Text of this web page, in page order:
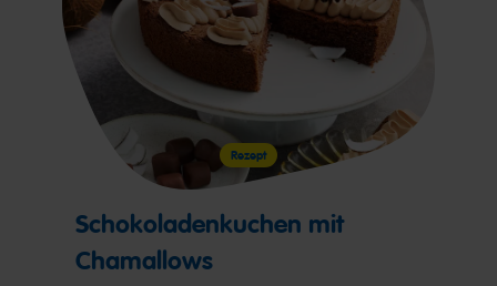
Schokoladenkuchen mit
Chamallows
Rezept